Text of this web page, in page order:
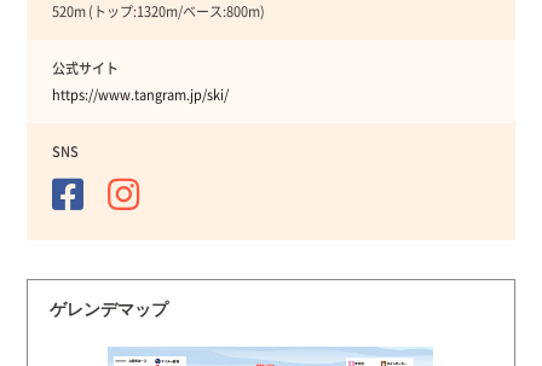
520m (トップ:1320m/ベース:800m)
公式サイト
https://www.tangram.jp/ski/
SNS
ゲレンデマップ